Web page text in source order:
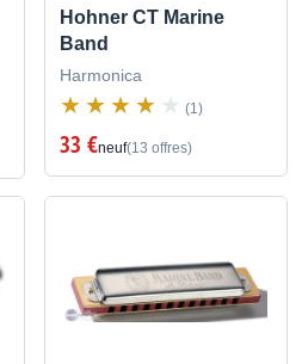
Hohner CT Marine
Band
Harmonica
(1)
33 €neuf(13 offres)